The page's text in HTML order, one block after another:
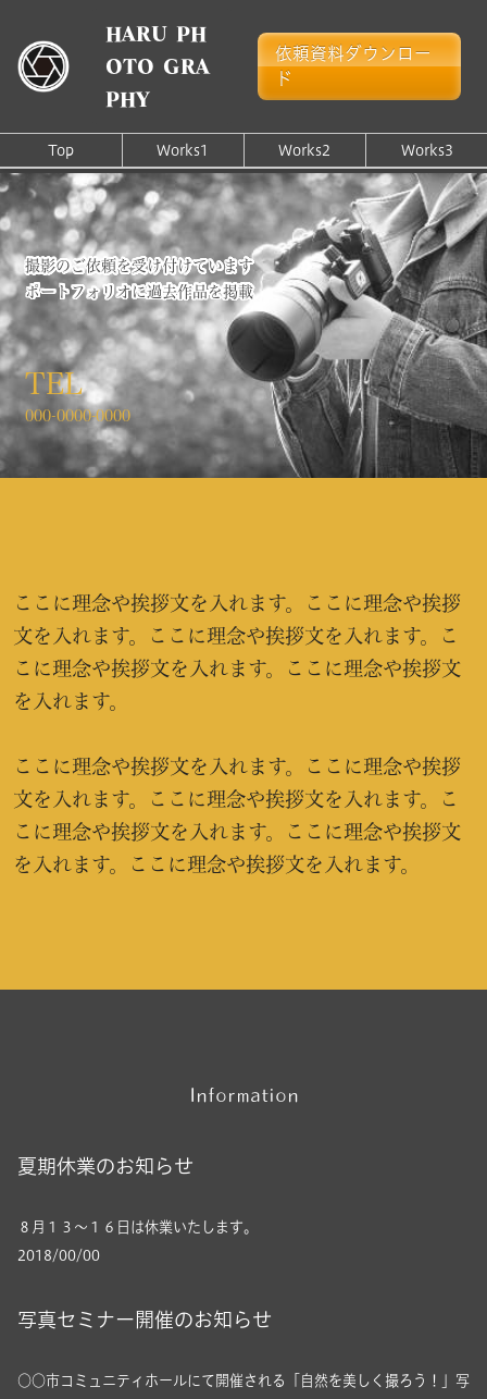
HARU PH
OTO GRA
PHY
依頼資料ダウンロー
ド
Top Works1 Works2 Works3
撮影のご依頼を受け付けています
ポートフォリオに過去作品を掲載
TEL
000-0000-0000
ここに理念や挨拶文を入れます。ここに理念や挨拶
文を入れます。ここに理念や挨拶文を入れます。こ
こに理念や挨拶文を入れます。ここに理念や挨拶文
を入れます。
ここに理念や挨拶文を入れます。ここに理念や挨拶
文を入れます。ここに理念や挨拶文を入れます。こ
こに理念や挨拶文を入れます。ここに理念や挨拶文
を入れます。ここに理念や挨拶文を入れます。
Information
夏期休業のお知らせ
８月１３～１６日は休業いたします。
2018/00/00
写真セミナー開催のお知らせ
○○市コミュニティホールにて開催される「自然を美しく撮ろう！」写